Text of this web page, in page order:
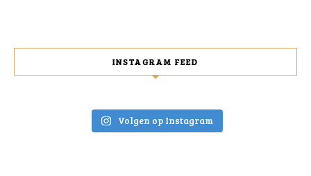
INSTAGRAM FEED
Volgen op Instagram